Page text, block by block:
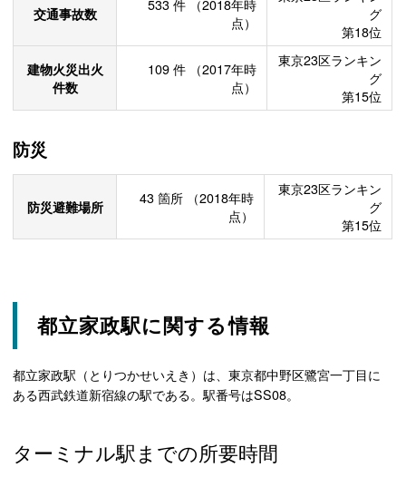
交通事故数 533 件
（2018年時
点）
グ
第18位
建物火災出火
件数
109 件
（2017年時
点）
東京23区ランキン
グ
第15位
防災
防災避難場所 43 箇所
（2018年時
点）
東京23区ランキン
グ
第15位
都立家政駅に関する情報
都立家政駅（とりつかせいえき）は、東京都中野区鷺宮一丁目に
ある西武鉄道新宿線の駅である。駅番号はSS08。
ターミナル駅までの所要時間